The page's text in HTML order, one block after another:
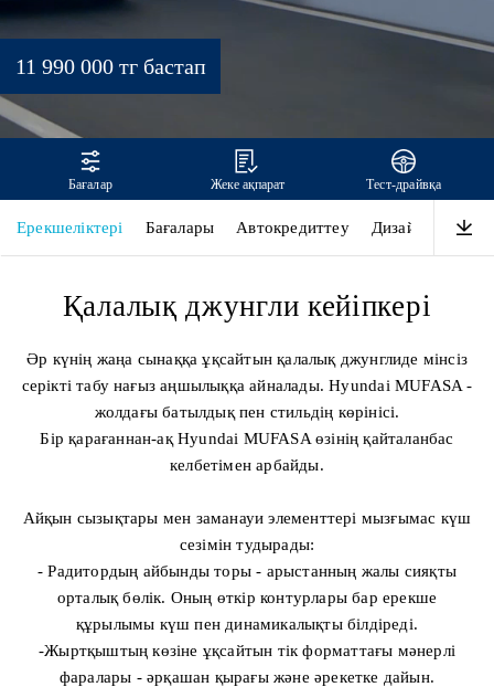
MUFASA
11 990 000 тг бастап
Бағалар Жеке ақпарат Тест-драйвқа
Ерекшеліктері Бағалары Автокредиттеу Дизайн
Қалалық джунгли кейіпкері
Әр күнің жаңа сынаққа ұқсайтын қалалық джунглиде мінсіз
серікті табу нағыз аңшылыққа айналады. Hyundai MUFASA -
жолдағы батылдық пен стильдің көрінісі.
Бір қарағаннан-ақ Hyundai MUFASA өзінің қайталанбас
келбетімен арбайды.
Айқын сызықтары мен заманауи элементтері мызғымас күш
сезімін тудырады:
- Радитордың айбынды торы - арыстанның жалы сияқты
орталық бөлік. Оның өткір контурлары бар ерекше
құрылымы күш пен динамикалықты білдіреді.
-Жыртқыштың көзіне ұқсайтын тік форматтағы мәнерлі
фаралары - әрқашан қырағы және әрекетке дайын.